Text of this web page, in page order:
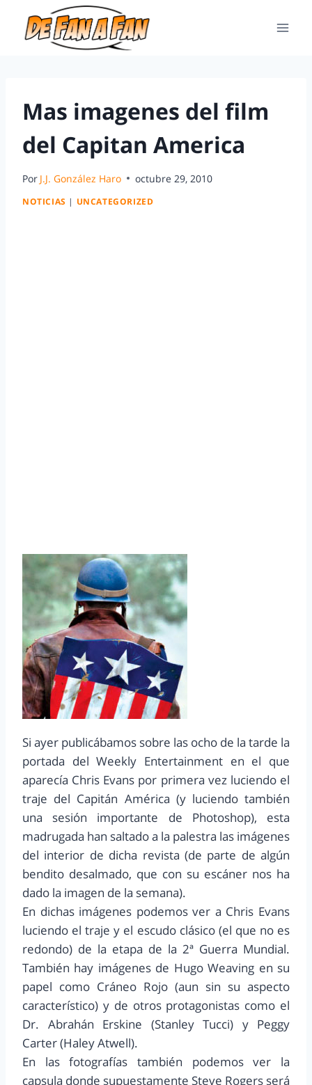
Mas imagenes del film
del Capitan America
Por J.J. González Haro octubre 29, 2010
NOTICIAS | UNCATEGORIZED
Si ayer publicábamos sobre las ocho de la tarde la
portada del Weekly Entertainment en el que
aparecía Chris Evans por primera vez luciendo el
traje del Capitán América (y luciendo también
una sesión importante de Photoshop), esta
madrugada han saltado a la palestra las imágenes
del interior de dicha revista (de parte de algún
bendito desalmado, que con su escáner nos ha
dado la imagen de la semana).
En dichas imágenes podemos ver a Chris Evans
luciendo el traje y el escudo clásico (el que no es
redondo) de la etapa de la 2ª Guerra Mundial.
También hay imágenes de Hugo Weaving en su
papel como Cráneo Rojo (aun sin su aspecto
característico) y de otros protagonistas como el
Dr. Abrahán Erskine (Stanley Tucci) y Peggy
Carter (Haley Atwell).
En las fotografías también podemos ver la
capsula donde supuestamente Steve Rogers será